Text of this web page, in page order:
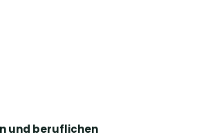
und beruflichen